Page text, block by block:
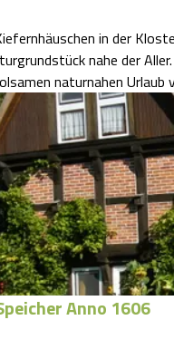
in der
nahe der
naturnahen Urlaub
Anno 1606